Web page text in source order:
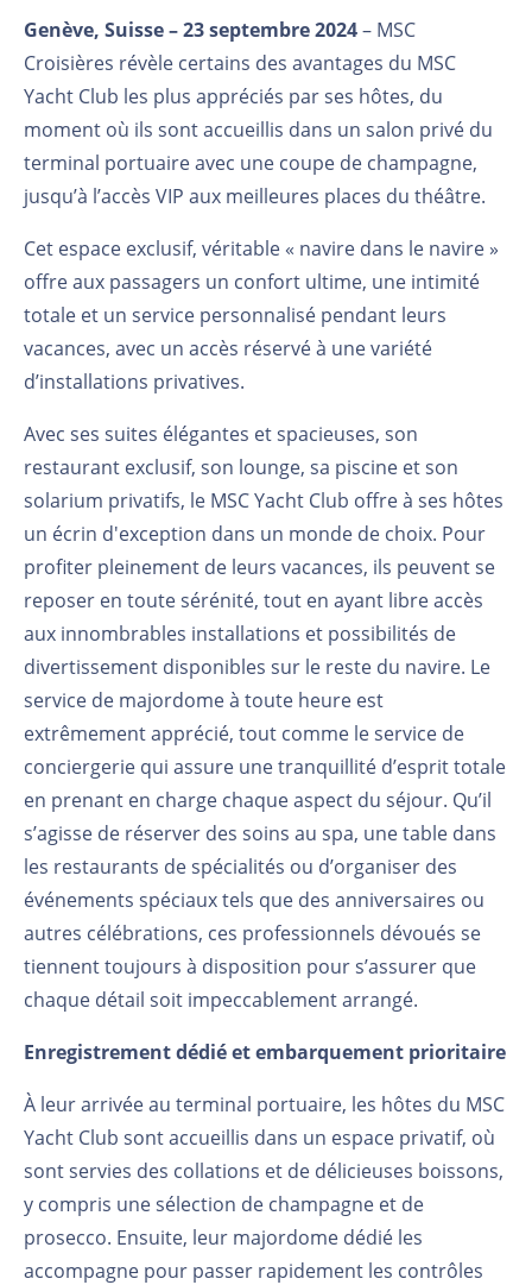
Genève, Suisse – 23 septembre 2024– MSC
Croisières révèle certains des avantages du MSC
Yacht Club les plus appréciés par ses hôtes, du
moment où ils sont accueillis dans un salon privé du
terminal portuaire avec une coupe de champagne,
jusqu’à l’accès VIP aux meilleures places du théâtre.
Cet espace exclusif, véritable « navire dans le navire »
offre aux passagers un confort ultime, une intimité
totale et un service personnalisé pendant leurs
vacances, avec un accès réservé à une variété
d’installations privatives.
Avec ses suites élégantes et spacieuses, son
restaurant exclusif, son lounge, sa piscine et son
solarium privatifs, le MSC Yacht Club offre à ses hôtes
un écrin d'exception dans un monde de choix. Pour
profiter pleinement de leurs vacances, ils peuvent se
reposer en toute sérénité, tout en ayant libre accès
aux innombrables installations et possibilités de
divertissement disponibles sur le reste du navire. Le
service de majordome à toute heure est
extrêmement apprécié, tout comme le service de
conciergerie qui assure une tranquillité d’esprit totale
en prenant en charge chaque aspect du séjour. Qu’il
s’agisse de réserver des soins au spa, une table dans
les restaurants de spécialités ou d’organiser des
événements spéciaux tels que des anniversaires ou
autres célébrations, ces professionnels dévoués se
tiennent toujours à disposition pour s’assurer que
chaque détail soit impeccablement arrangé.
Enregistrement dédié et embarquement prioritaire
À leur arrivée au terminal portuaire, les hôtes du MSC
Yacht Club sont accueillis dans un espace privatif, où
sont servies des collations et de délicieuses boissons,
y compris une sélection de champagne et de
prosecco. Ensuite, leur majordome dédié les
accompagne pour passer rapidement les contrôles